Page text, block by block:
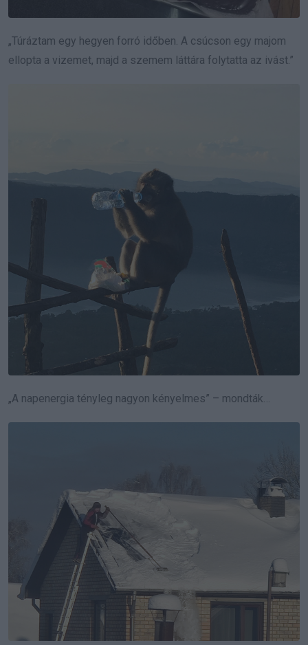
„Túráztam egy hegyen forró időben. A csúcson egy majom
ellopta a vizemet, majd a szemem láttára folytatta az ivást.”
„A napenergia tényleg nagyon kényelmes” – mondták…